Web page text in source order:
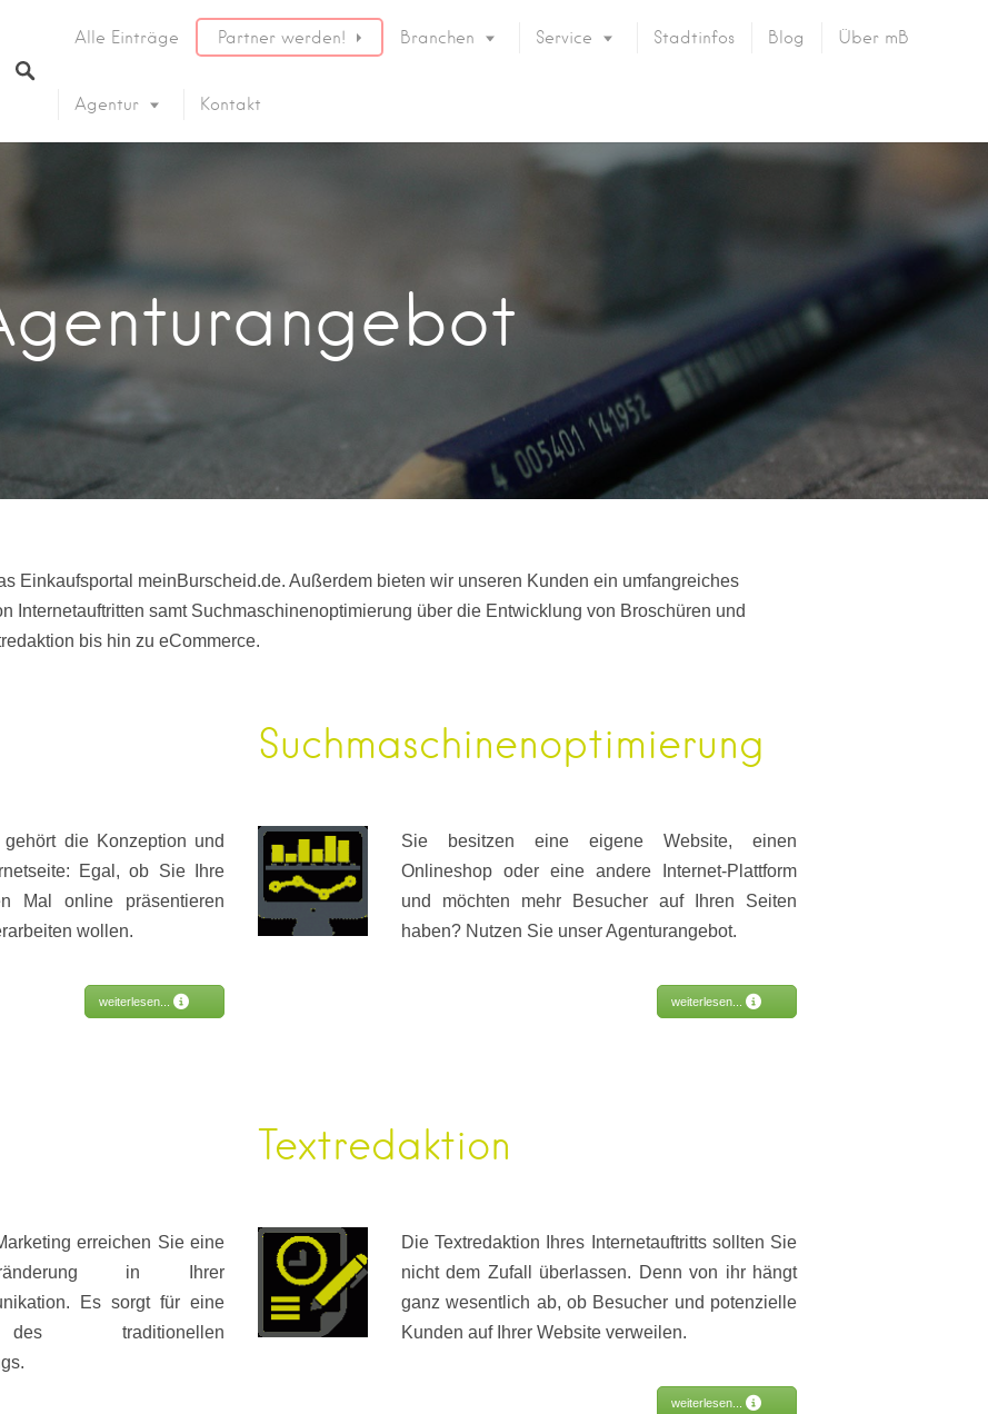
Alle Einträge Partner werden! Branchen Service Stadtinfos Blog Über mB
Agentur Kontakt
Einkaufsportal meinBurscheid.de. Außerdem bieten wir unseren Kunden ein umfangreiches
Internetauftritten samt Suchmaschinenoptimierung über die Entwicklung von Broschüren und
bis hin zu eCommerce.
die Konzeption und
Egal, ob Sie Ihre
Mal online präsentieren
wollen.
weiterlesen...
Suchmaschinenoptimierung
Sie besitzen eine eigene Website, einen
Onlineshop oder eine andere Internet-Plattform
und möchten mehr Besucher auf Ihren Seiten
haben? Nutzen Sie unser Agenturangebot.
weiterlesen...
erreichen Sie eine
in Ihrer
Es sorgt für eine
traditionellen
Textredaktion
Die Textredaktion Ihres Internetauftritts sollten Sie
nicht dem Zufall überlassen. Denn von ihr hängt
ganz wesentlich ab, ob Besucher und potenzielle
Kunden auf Ihrer Website verweilen.
weiterlesen...